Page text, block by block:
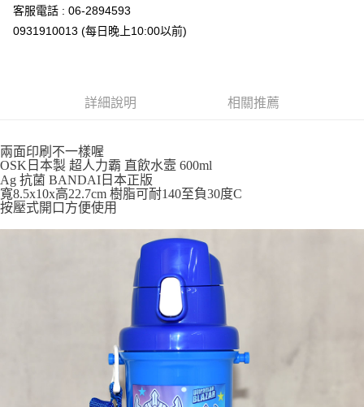
運送方式
付款後全家取貨
7-11取貨付款
每筆NT$65，滿NT$999(含以上)免運費
付款後7-11取貨
每筆NT$65，滿NT$999(含以上)免運費
每筆NT$100，滿NT$999(含以上)免運費
客服電話 : 06-2894593
0931910013 (每日晚上10:00以前)
詳細說明 相關推薦
兩面印刷不一樣喔
OSK日本製 超人力霸 直飲水壼 600ml
Ag 抗菌 BANDAI日本正版
寬8.5x10x高22.7cm 樹脂可耐140至負30度C
按壓式開口方便使用